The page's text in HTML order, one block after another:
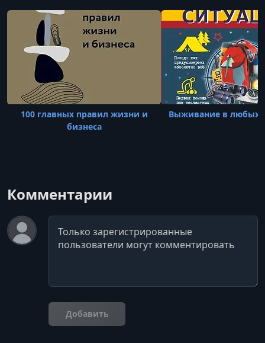
100 главных правил жизни и
бизнеса
Выживание в любых
Комментарии
Комментарий
Добавить